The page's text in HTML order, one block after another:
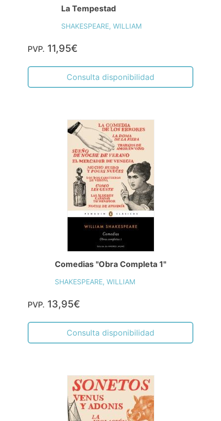
La Tempestad
SHAKESPEARE, WILLIAM
PVP. 11,95€
Consulta disponibilidad
Comedias "Obra Completa 1"
SHAKESPEARE, WILLIAM
PVP. 13,95€
Consulta disponibilidad